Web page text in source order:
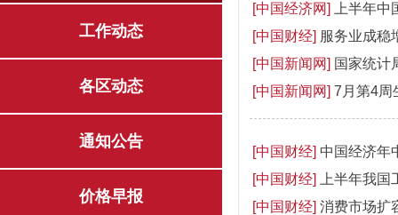
工作动态
各区动态
通知公告
价格早报
[中国经济网]
上半年中
[中国财经] 服务业成稳
[中国新闻网] 国家统计
[中国新闻网] 7月第4周
[中国财经] 中国经济年
[中国财经]
上半年我国
[中国财经] 消费市场扩